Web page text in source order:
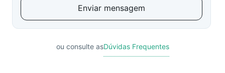
Enviar mensagem
ou consulte asDúvidas Frequentes